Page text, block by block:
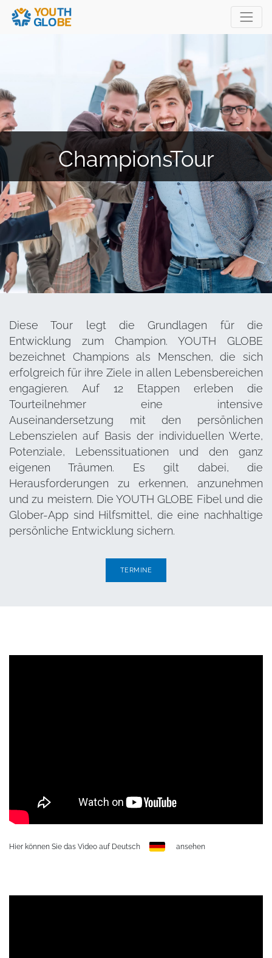
ChampionsTour
Diese Tour legt die Grundlagen für die
Entwicklung zum Champion. YOUTH GLOBE
bezeichnet Champions als Menschen, die sich
erfolgreich für ihre Ziele in allen Lebensbereichen
engagieren. Auf 12 Etappen erleben die
Tourteilnehmer eine intensive
Auseinandersetzung mit den persönlichen
Lebenszielen auf Basis der individuellen Werte,
Potenziale, Lebenssituationen und den ganz
eigenen Träumen. Es gilt dabei, die
Herausforderungen zu erkennen, anzunehmen
und zu meistern. Die YOUTH GLOBE Fibel und die
Glober-App sind Hilfsmittel, die eine nachhaltige
persönliche Entwicklung sichern.
TERMINE
Hier können Sie das Video auf Deutsch ansehen